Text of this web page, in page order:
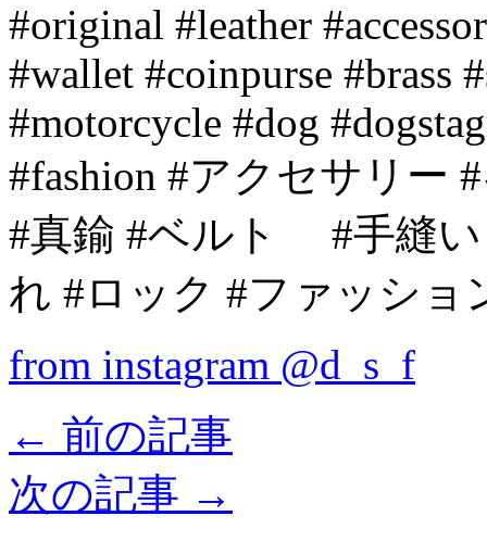
#original #leather
#wallet #coinpurse #brass
#motorcycle #dog
#fashion #アクセサリー
#真鍮 #ベルト #手縫
れ #ロック #ファッシ
from instagram @d_s_f
← 前の記事
次の記事 →